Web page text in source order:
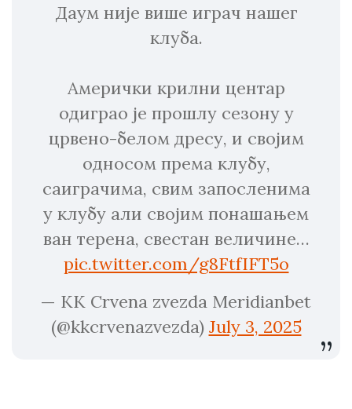
Даум није више играч нашег
клуба.
Амерички крилни центар
одиграо је прошлу сезону у
црвено-белом дресу, и својим
односом према клубу,
саиграчима, свим запосленима
у клубу али својим понашањем
ван терена, свестан величине…
pic.twitter.com/g8FtfIFT5o
— KK Crvena zvezda Meridianbet
(@kkcrvenazvezda) July 3, 2025